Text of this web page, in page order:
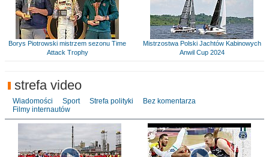
Borys Piotrowski mistrzem sezonu Time
Attack Trophy
Mistrzostwa Polski Jachtów Kabinowych
Anwil Cup 2024
strefa video
Wiadomości Sport Strefa polityki
Bez komentarza
Filmy internautów